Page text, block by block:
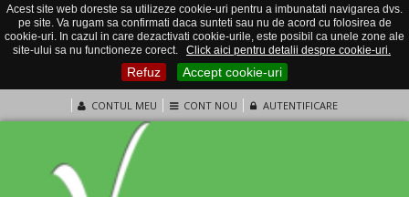
Acest site web doreste sa utilizeze cookie-uri pentru a imbunatati navigarea dvs.
pe site. Va rugam sa confirmati daca sunteti sau nu de acord cu folosirea de
cookie-uri. In cazul in care dezactivati cookie-urile, este posibil ca unele zone ale
site-ului sa nu functioneze corect.
Click aici pentru detalii despre cookie-uri.
Refuz Accept cookie-uri
CONTUL MEU CONT NOU AUTENTIFICARE